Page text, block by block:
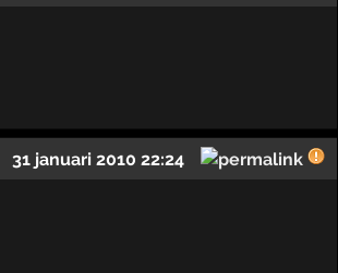
31 januari 2010 22:24